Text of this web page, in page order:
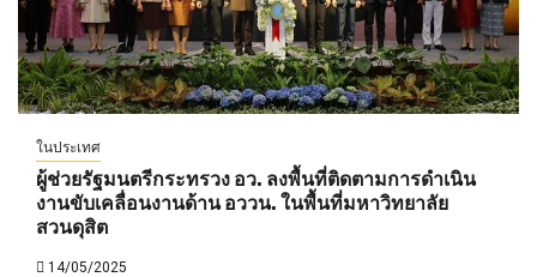
ในประเทศ
ผู้ช่วยรัฐมนตรีกระทรวง อว. ลงพื้นที่ติดตามการดำเนิน
งานขับเคลื่อนงานด้าน อววน. ในพื้นที่มหาวิทยาลัย
สวนดุสิต
14/05/2025